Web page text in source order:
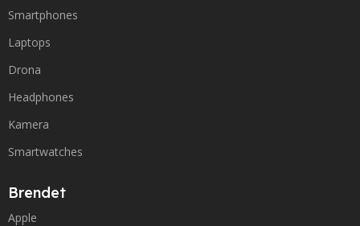
Smartphones
Laptops
Drona
Headphones
Kamera
Smartwatches
Brendet
Apple